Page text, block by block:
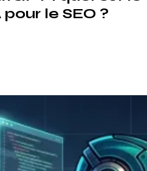
le SEO ?